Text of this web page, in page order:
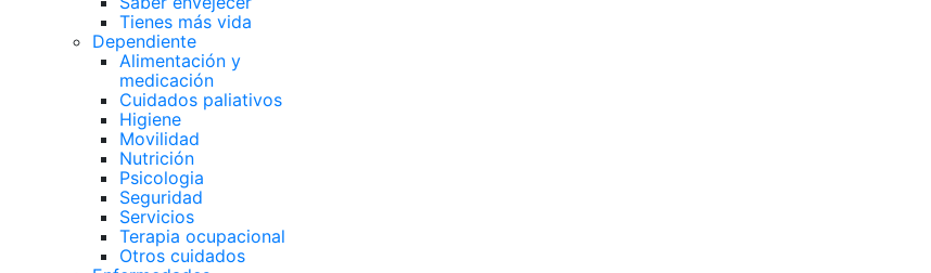
Tienes más vida
Dependiente
Alimentación y
medicación
Cuidados paliativos
Higiene
Movilidad
Nutrición
Psicologia
Seguridad
Servicios
Terapia ocupacional
Otros cuidados